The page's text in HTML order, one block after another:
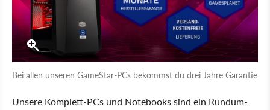
Bei allen unseren GameStar-PCs bekommst du drei Jahre Garantie
Unsere Komplett-PCs und Notebooks sind ein Rundum-